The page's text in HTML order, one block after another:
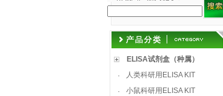
ELISA试剂盒（种属）
·
人类科研用ELISA KIT
·
小鼠科研用ELISA KIT